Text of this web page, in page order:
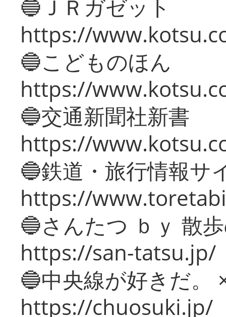
🔵ＪＲガゼット
https://
🔵こどものほん
https://
🔵交通新聞社新書
https://
🔵鉄道・旅行情報サ
https://
🔵さんたつ ｂｙ 散
https://san-tatsu.jp/
🔵中央線が好きだ。
https://chuosuki.jp/